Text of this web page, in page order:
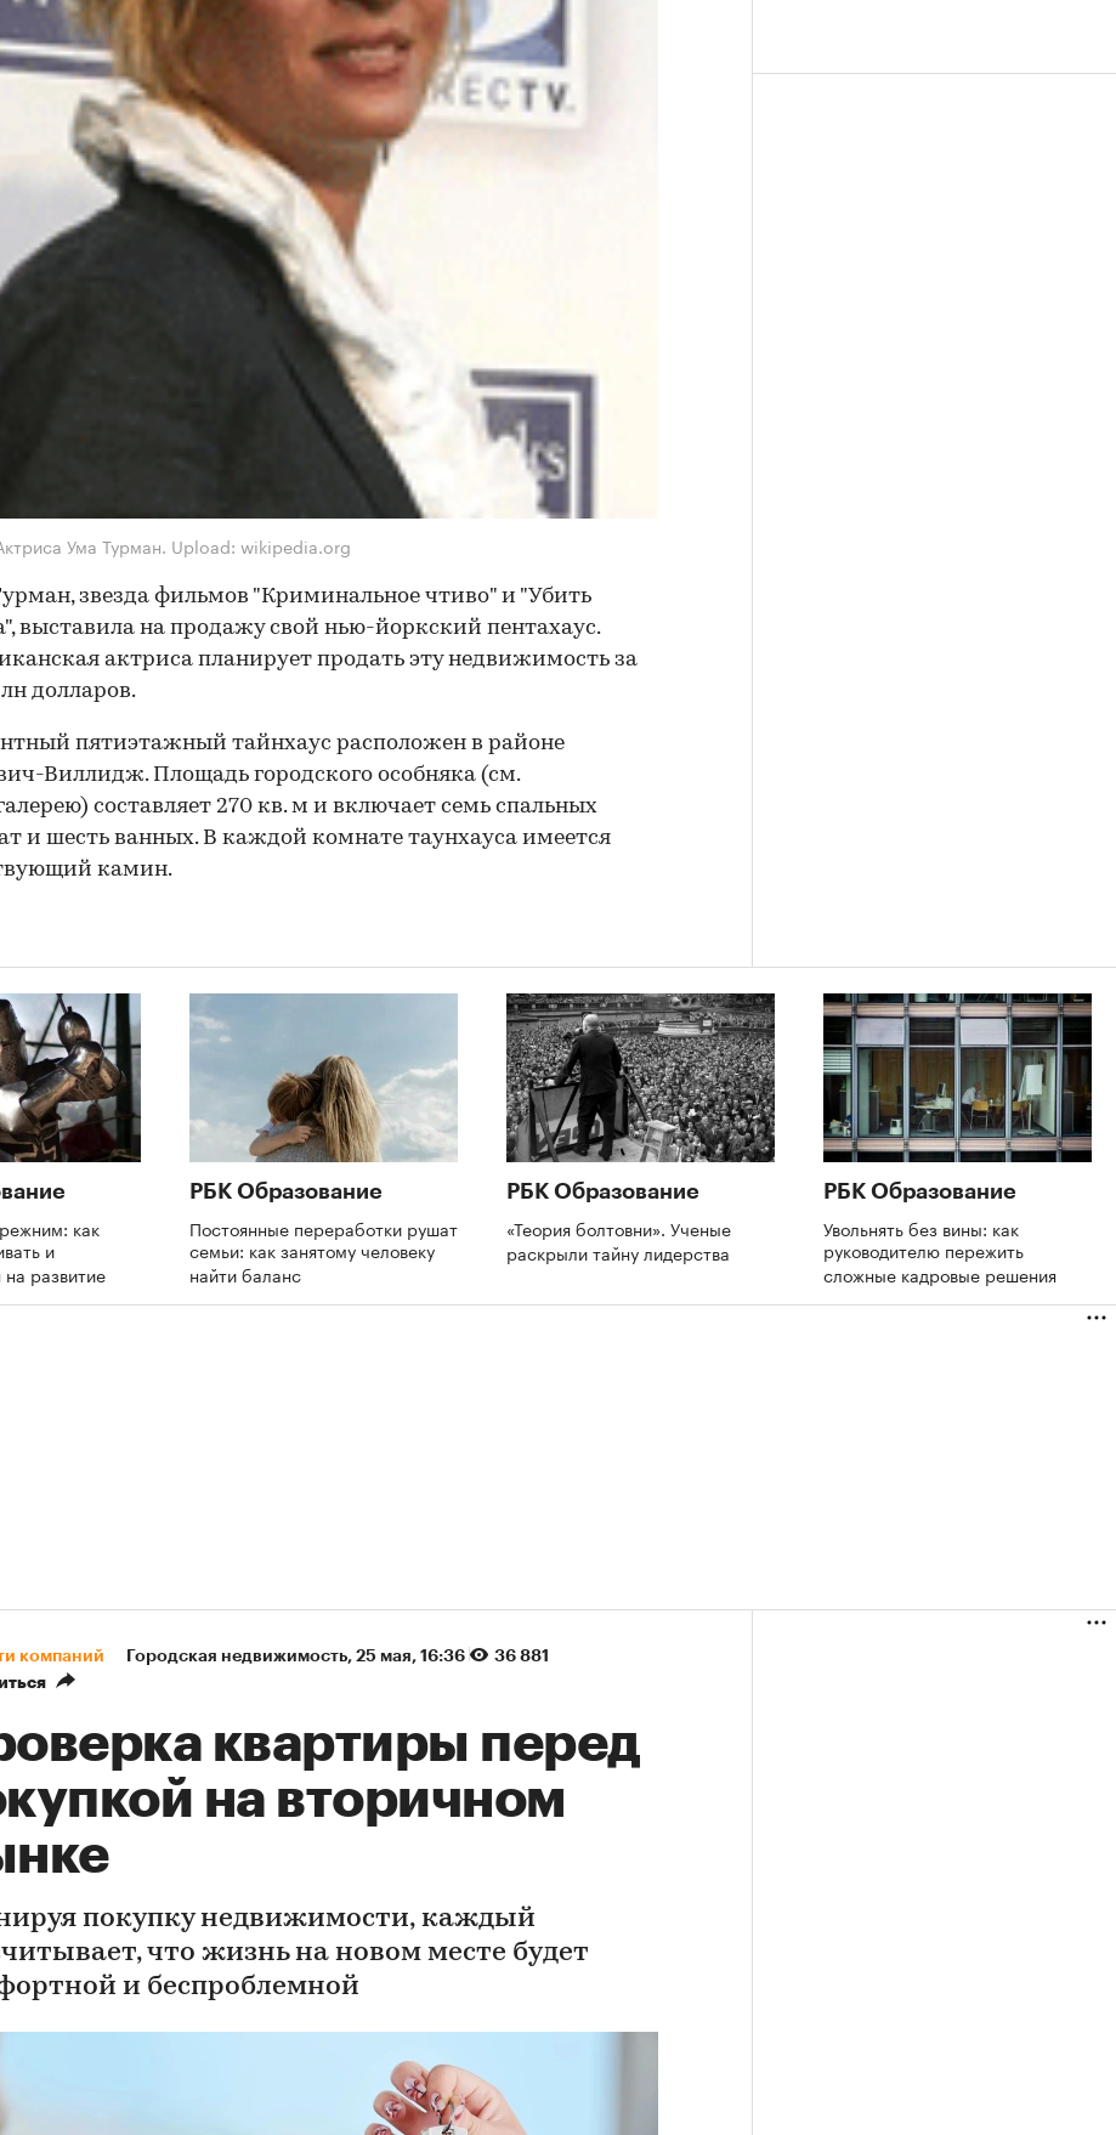
Ума Турман. Upload: wikipedia.org
звезда фильмов "Криминальное чтиво" и "Убить
выставила на продажу свой нью-йоркский пентахаус.
актриса планирует продать эту недвижимость за
долларов.
пятиэтажный тайнхаус расположен в районе
Виллидж. Площадь городского особняка (см.
составляет 270 кв. м и включает семь спальных
и шесть ванных. В каждой комнате таунхауса имеется
камин.
как
и
развитие
РБК Образование
Постоянные переработки рушат
семьи: как занятому человеку
найти баланс
РБК Образование
«Теория болтовни». Ученые
раскрыли тайну лидерства
РБК Образование
Увольнять без вины: как
руководителю пережить
сложные кадровые решения
компаний Городская недвижимость⁠, 25 мая, 16:36
36 881
квартиры перед
на вторичном
покупку недвижимости, каждый
что жизнь на новом месте будет
и беспроблемной